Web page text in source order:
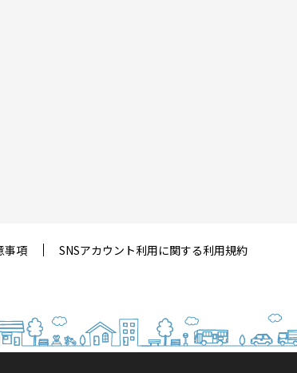
事項
SNSアカウント利用に関する利用規約